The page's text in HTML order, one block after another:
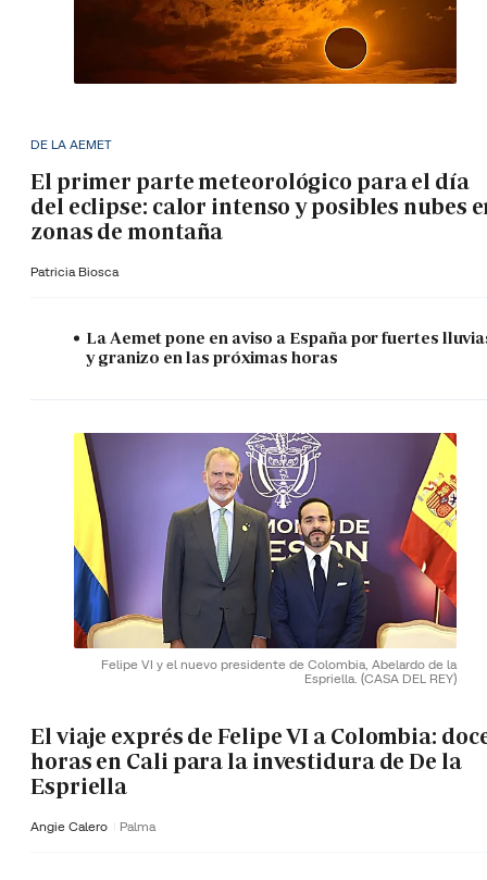
DE LA AEMET
El primer parte meteorológico para el día
del eclipse: calor intenso y posibles nubes
zonas de montaña
Patricia Biosca
La Aemet pone en aviso a España por fuertes
y granizo en las próximas horas
Felipe VI y el nuevo presidente de Colombia, Abelardo de la
Espriella. (CASA DEL REY)
El viaje exprés de Felipe VI a Colombia:
horas en Cali para la investidura de De la
Espriella
Angie Calero Palma